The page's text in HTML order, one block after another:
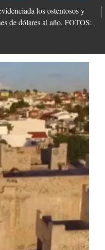
los ostentosos y
de dólares al año. FOTOS: